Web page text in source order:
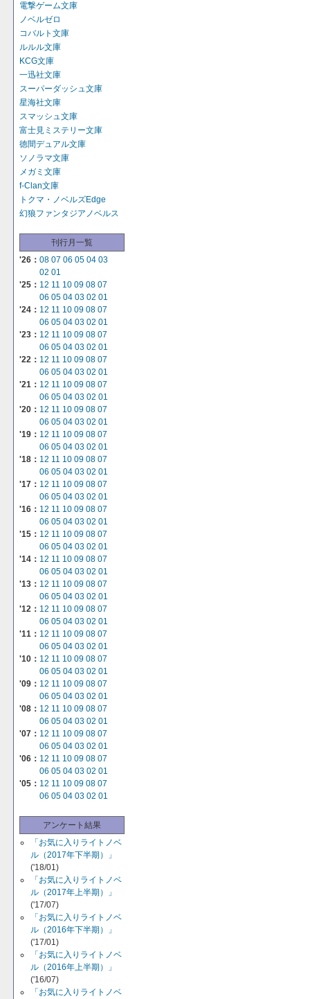
電撃ゲーム文庫
ノベルゼロ
コバルト文庫
ルルル文庫
KCG文庫
一迅社文庫
スーパーダッシュ文庫
星海社文庫
スマッシュ文庫
富士見ミステリー文庫
徳間デュアル文庫
ソノラマ文庫
メガミ文庫
f-Clan文庫
トクマ・ノベルズEdge
幻狼ファンタジアノベルス
刊行月一覧
'26： 08 07 06 05 04 03
02 01
'25： 12 11 10 09 08 07
06 05 04 03 02 01
'24： 12 11 10 09 08 07
06 05 04 03 02 01
'23： 12 11 10 09 08 07
06 05 04 03 02 01
'22： 12 11 10 09 08 07
06 05 04 03 02 01
'21： 12 11 10 09 08 07
06 05 04 03 02 01
'20： 12 11 10 09 08 07
06 05 04 03 02 01
'19： 12 11 10 09 08 07
06 05 04 03 02 01
'18： 12 11 10 09 08 07
06 05 04 03 02 01
'17： 12 11 10 09 08 07
06 05 04 03 02 01
'16： 12 11 10 09 08 07
06 05 04 03 02 01
'15： 12 11 10 09 08 07
06 05 04 03 02 01
'14： 12 11 10 09 08 07
06 05 04 03 02 01
'13： 12 11 10 09 08 07
06 05 04 03 02 01
'12： 12 11 10 09 08 07
06 05 04 03 02 01
'11： 12 11 10 09 08 07
06 05 04 03 02 01
'10： 12 11 10 09 08 07
06 05 04 03 02 01
'09： 12 11 10 09 08 07
06 05 04 03 02 01
'08： 12 11 10 09 08 07
06 05 04 03 02 01
'07： 12 11 10 09 08 07
06 05 04 03 02 01
'06： 12 11 10 09 08 07
06 05 04 03 02 01
'05： 12 11 10 09 08 07
06 05 04 03 02 01
アンケート結果
「お気に入りライトノベ
ル（2017年下半期）」
('18/01)
「お気に入りライトノベ
ル（2017年上半期）」
('17/07)
「お気に入りライトノベ
ル（2016年下半期）」
('17/01)
「お気に入りライトノベ
ル（2016年上半期）」
('16/07)
「お気に入りライトノベ